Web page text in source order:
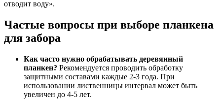
отводит воду».
Частые вопросы при выборе планкена
для забора
Как часто нужно обрабатывать деревянный
планкен? Рекомендуется проводить обработку
защитными составами каждые 2-3 года. При
использовании лиственницы интервал может быть
увеличен до 4-5 лет.